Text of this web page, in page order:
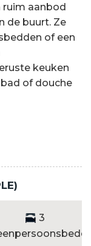
ruim aanbod
de buurt. Ze
of een
keuken
of douche
3